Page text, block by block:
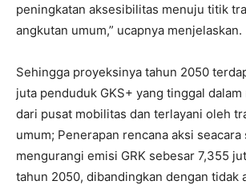
peningkatan aksesibilitas menuju titik
angkutan umum,” ucapnya menjelaskan.
Sehingga proyeksinya tahun 2050
juta penduduk GKS+ yang tinggal
dari pusat mobilitas dan terlayani oleh
umum; Penerapan rencana aksi
mengurangi emisi GRK sebesar 7,355
tahun 2050, dibandingkan dengan tidak